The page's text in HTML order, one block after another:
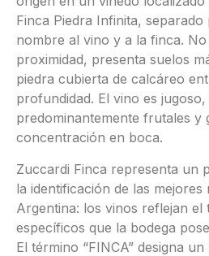
Finca Piedra Infinita,
nombre al vino y a la finca.
proximidad, presenta suelos
piedra cubierta de calcáreo
profundidad. El vino es
predominantemente frutales y
concentración en boca.
Zuccardi Finca representa un
la identificación de las
Argentina: los vinos reflejan el
específicos que la bodega
El término “FINCA” designa